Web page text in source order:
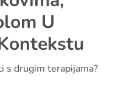
U
s drugim terapijama?